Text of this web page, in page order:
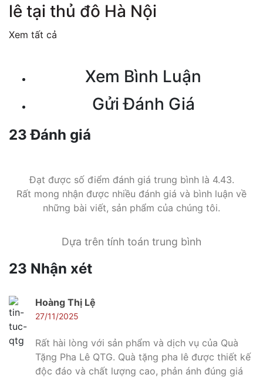
lê tại thủ đô Hà Nội
Xem tất cả
Xem Bình Luận
Gửi Đánh Giá
23 Đánh giá
Đạt được số điểm đánh giá trung bình là 4.43.
Rất mong nhận được nhiều đánh giá và bình luận về
những bài viết, sản phẩm của chúng tôi.
Dựa trên tính toán trung bình
23 Nhận xét
Hoàng Thị Lệ
27/11/2025
Rất hài lòng với sản phẩm và dịch vụ của Quà
Tặng Pha Lê QTG. Quà tặng pha lê được thiết kế
độc đáo và chất lượng cao, phản ánh đúng giá